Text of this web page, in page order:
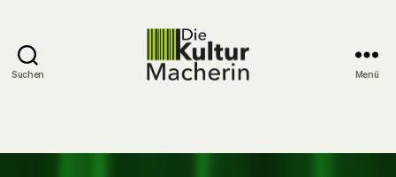
Suchen Menü